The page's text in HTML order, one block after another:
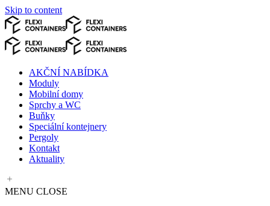
Skip to content
AKČNÍ NABÍDKA
Moduly
Mobilní domy
Sprchy a WC
Buňky
Speciální kontejnery
Pergoly
Kontakt
Aktuality
MENU CLOSE